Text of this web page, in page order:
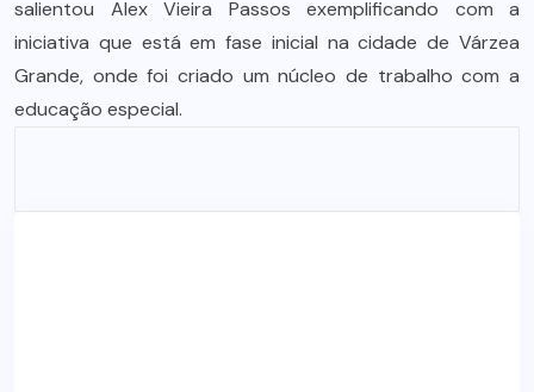
salientou Alex Vieira Passos exemplificando com a
iniciativa que está em fase inicial na cidade de Várzea
Grande, onde foi criado um núcleo de trabalho com a
educação especial.